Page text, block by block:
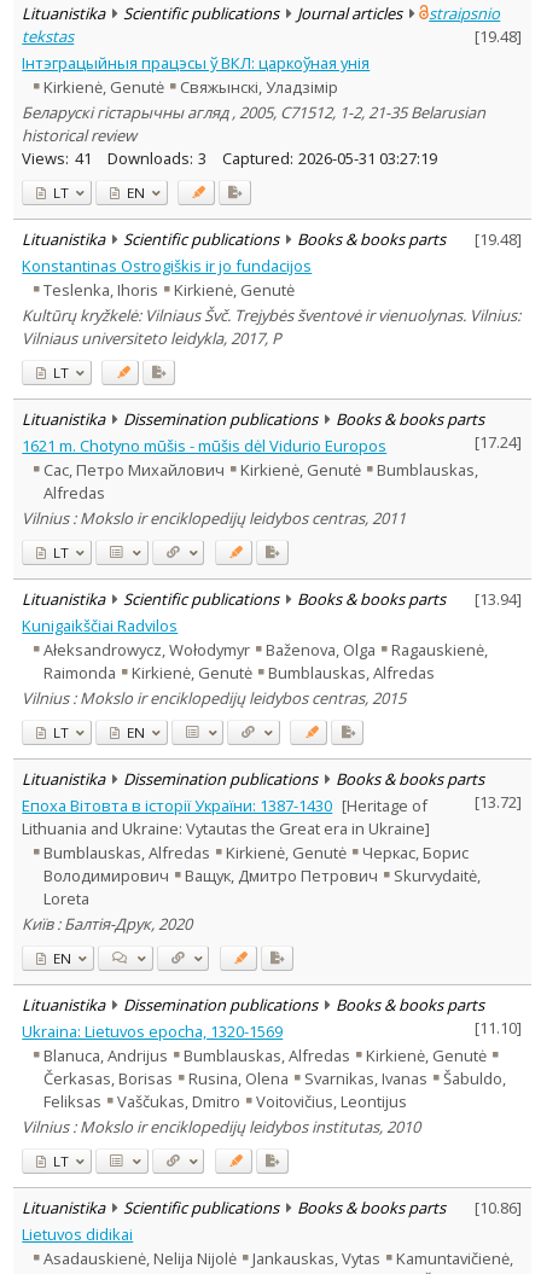
Lituanistika Scientific publications Journal articles
straipsnio
tekstas
[19.48]
Iнтэграцыйныя працэсы ў ВКЛ: царкоўная унiя
Kirkienė, Genutė
Свяжынскi, Уладзiмiр
Беларускі гістарычны агляд , 2005, C71512, 1-2, 21-35 Belarusian
historical review
Views: 41 Downloads: 3 Captured: 2026-05-31 03:27:19
LT EN
Lituanistika Scientific publications Books & books parts [19.48]
Konstantinas Ostrogiškis ir jo fundacijos
Teslenka, Ihoris
Kirkienė, Genutė
Kultūrų kryžkelė: Vilniaus Švč. Trejybės šventovė ir vienuolynas. Vilnius:
Vilniaus universiteto leidykla, 2017, P
LT
Lituanistika Dissemination publications
Books & books parts
[17.24]
1621 m. Chotyno mūšis - mūšis dėl Vidurio Europos
Сас, Петро Михайлович
Kirkienė, Genutė
Bumblauskas,
Alfredas
Vilnius : Mokslo ir enciklopedijų leidybos centras, 2011
LT
Lituanistika Scientific publications Books & books parts [13.94]
Kunigaikščiai Radvilos
Ałeksandrowycz, Wołodymyr
Baženova, Olga
Ragauskienė,
Raimonda
Kirkienė, Genutė
Bumblauskas, Alfredas
Vilnius : Mokslo ir enciklopedijų leidybos centras, 2015
LT EN
Lituanistika Dissemination publications
Books & books parts
[13.72]
Епоха Вітовта в історії України: 1387-1430 [Heritage of
Lithuania and Ukraine: Vytautas the Great era in Ukraine]
Bumblauskas, Alfredas
Kirkienė, Genutė
Черкас, Борис
Володимирович
Ващук, Дмитро Петрович
Skurvydaitė,
Loreta
Київ : Балтія-Друк, 2020
EN
Lituanistika Dissemination publications
Books & books parts
[11.10]
Ukraina: Lietuvos epocha, 1320-1569
Blanuca, Andrijus
Bumblauskas, Alfredas
Kirkienė, Genutė
Čerkasas, Borisas
Rusina, Olena Svarnikas, Ivanas
Šabuldo,
Feliksas
Vaščukas, Dmitro
Voitovičius, Leontijus
Vilnius : Mokslo ir enciklopedijų leidybos institutas, 2010
LT
Lituanistika Scientific publications Books & books parts [10.86]
Lietuvos didikai
Asadauskienė, Nelija Nijolė
Jankauskas, Vytas
Kamuntavičienė,